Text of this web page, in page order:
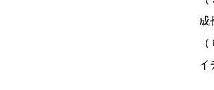
成
イ